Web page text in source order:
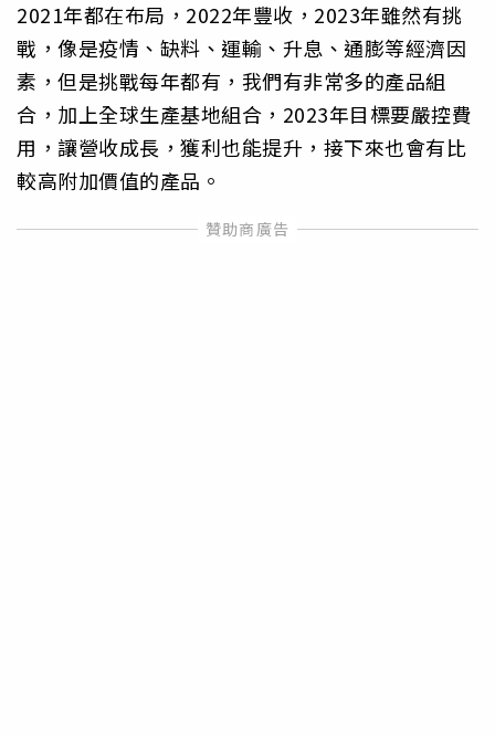
2021年都在布局，2022年豐收，2023年雖然有挑
戰，像是疫情、缺料、運輸、升息、通膨等經濟因
素，但是挑戰每年都有，我們有非常多的產品組
合，加上全球生產基地組合，2023年目標要嚴控費
用，讓營收成長，獲利也能提升，接下來也會有比
較高附加價值的產品。